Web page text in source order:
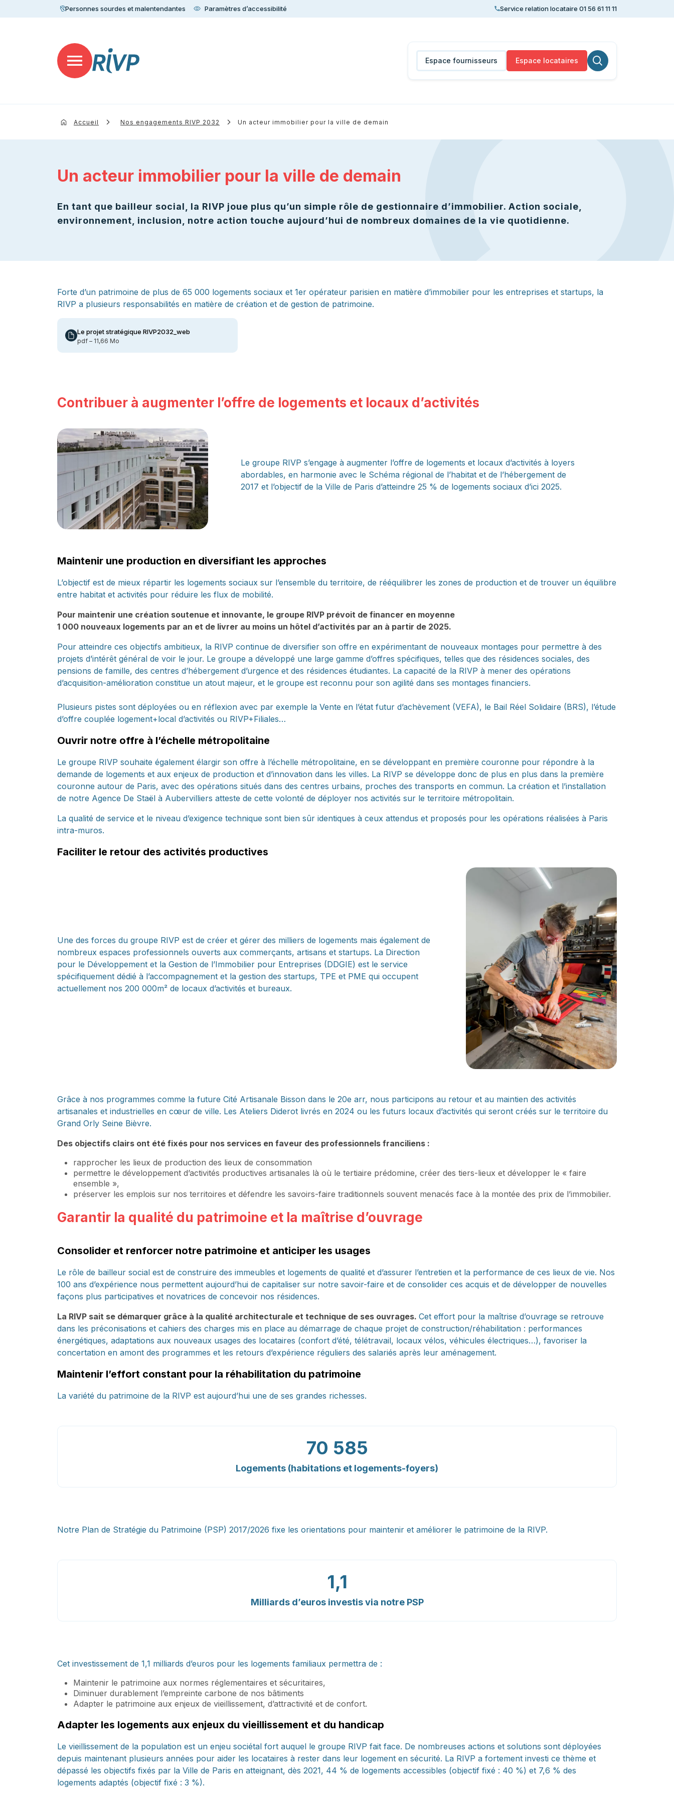
Personnes sourdes et malentendantes Paramètres d’accessibilité Service relation locataire 01 56 61 11 11
Espace fournisseurs Espace locataires
Lancer la recherche
Accueil Nos engagements RIVP 2032 Un acteur immobilier pour la ville de demain
Un acteur immobilier pour la ville de demain
En tant que bailleur social, la RIVP joue plus qu’un simple rôle de gestionnaire d’immobilier. Action sociale,
environnement, inclusion, notre action touche aujourd’hui de nombreux domaines de la vie quotidienne.
Forte d’un patrimoine de plus de 65 000 logements sociaux et 1er opérateur parisien en matière d’immobilier pour les entreprises et startups, la
RIVP a plusieurs responsabilités en matière de création et de gestion de patrimoine.
Le projet stratégique RIVP2032_web
pdf – 11,66 Mo
Contribuer à augmenter l’offre de logements et locaux d’activités
Le groupe RIVP s’engage à augmenter l’offre de logements et locaux d’activités à loyers
abordables, en harmonie avec le Schéma régional de l’habitat et de l’hébergement de
2017 et l’objectif de la Ville de Paris d’atteindre 25 % de logements sociaux d’ici 2025.
Maintenir une production en diversifiant les approches
L’objectif est de mieux répartir les logements sociaux sur l’ensemble du territoire, de rééquilibrer les zones de production et de trouver un équilibre
entre habitat et activités pour réduire les flux de mobilité.
Pour maintenir une création soutenue et innovante, le groupe RIVP prévoit de financer en moyenne
1 000 nouveaux logements par an et de livrer au moins un hôtel d’activités par an à partir de 2025.
Pour atteindre ces objectifs ambitieux, la RIVP continue de diversifier son offre en expérimentant de nouveaux montages pour permettre à des
projets d’intérêt général de voir le jour. Le groupe a développé une large gamme d’offres spécifiques, telles que des résidences sociales, des
pensions de famille, des centres d’hébergement d’urgence et des résidences étudiantes. La capacité de la RIVP à mener des opérations
d’acquisition-amélioration constitue un atout majeur, et le groupe est reconnu pour son agilité dans ses montages financiers.
Plusieurs pistes sont déployées ou en réflexion avec par exemple la Vente en l’état futur d’achèvement (VEFA), le Bail Réel Solidaire (BRS), l’étude
d’offre couplée logement+local d’activités ou RIVP+Filiales…
Ouvrir notre offre à l’échelle métropolitaine
Le groupe RIVP souhaite également élargir son offre à l’échelle métropolitaine, en se développant en première couronne pour répondre à la
demande de logements et aux enjeux de production et d’innovation dans les villes. La RIVP se développe donc de plus en plus dans la première
couronne autour de Paris, avec des opérations situés dans des centres urbains, proches des transports en commun. La création et l’installation
de notre Agence De Staël à Aubervilliers atteste de cette volonté de déployer nos activités sur le territoire métropolitain.
La qualité de service et le niveau d’exigence technique sont bien sûr identiques à ceux attendus et proposés pour les opérations réalisées à Paris
intra-muros.
Faciliter le retour des activités productives
Une des forces du groupe RIVP est de créer et gérer des milliers de logements mais également de
nombreux espaces professionnels ouverts aux commerçants, artisans et startups. La Direction
pour le Développement et la Gestion de l’Immobilier pour Entreprises (DDGIE) est le service
spécifiquement dédié à l’accompagnement et la gestion des startups, TPE et PME qui occupent
actuellement nos 200 000m² de locaux d’activités et bureaux.
Grâce à nos programmes comme la future Cité Artisanale Bisson dans le 20e arr, nous participons au retour et au maintien des activités
artisanales et industrielles en cœur de ville. Les Ateliers Diderot livrés en 2024 ou les futurs locaux d’activités qui seront créés sur le territoire du
Grand Orly Seine Bièvre.
Des objectifs clairs ont été fixés pour nos services en faveur des professionnels franciliens :
rapprocher les lieux de production des lieux de consommation
permettre le développement d’activités productives artisanales là où le tertiaire prédomine, créer des tiers-lieux et développer le « faire
ensemble »,
préserver les emplois sur nos territoires et défendre les savoirs-faire traditionnels souvent menacés face à la montée des prix de l’immobilier.
Garantir la qualité du patrimoine et la maîtrise d’ouvrage
Consolider et renforcer notre patrimoine et anticiper les usages
Le rôle de bailleur social est de construire des immeubles et logements de qualité et d’assurer l’entretien et la performance de ces lieux de vie. Nos
100 ans d’expérience nous permettent aujourd’hui de capitaliser sur notre savoir-faire et de consolider ces acquis et de développer de nouvelles
façons plus participatives et novatrices de concevoir nos résidences.
La RIVP sait se démarquer grâce à la qualité architecturale et technique de ses ouvrages. Cet effort pour la maîtrise d’ouvrage se retrouve
dans les préconisations et cahiers des charges mis en place au démarrage de chaque projet de construction/réhabilitation : performances
énergétiques, adaptations aux nouveaux usages des locataires (confort d’été, télétravail, locaux vélos, véhicules électriques…), favoriser la
concertation en amont des programmes et les retours d’expérience réguliers des salariés après leur aménagement.
Maintenir l’effort constant pour la réhabilitation du patrimoine
La variété du patrimoine de la RIVP est aujourd’hui une de ses grandes richesses.
70 585
Logements (habitations et logements-foyers)
Notre Plan de Stratégie du Patrimoine (PSP) 2017/2026 fixe les orientations pour maintenir et améliorer le patrimoine de la RIVP.
1,1
Milliards d’euros investis via notre PSP
Cet investissement de 1,1 milliards d’euros pour les logements familiaux permettra de :
Maintenir le patrimoine aux normes réglementaires et sécuritaires,
Diminuer durablement l’empreinte carbone de nos bâtiments
Adapter le patrimoine aux enjeux de vieillissement, d’attractivité et de confort.
Adapter les logements aux enjeux du vieillissement et du handicap
Le vieillissement de la population est un enjeu sociétal fort auquel le groupe RIVP fait face. De nombreuses actions et solutions sont déployées
depuis maintenant plusieurs années pour aider les locataires à rester dans leur logement en sécurité. La RIVP a fortement investi ce thème et
dépassé les objectifs fixés par la Ville de Paris en atteignant, dès 2021, 44 % de logements accessibles (objectif fixé : 40 %) et 7,6 % des
logements adaptés (objectif fixé : 3 %).